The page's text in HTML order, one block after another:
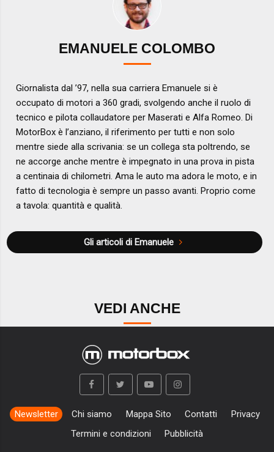
EMANUELE COLOMBO
Giornalista dal ’97, nella sua carriera Emanuele si è
occupato di motori a 360 gradi, svolgendo anche il ruolo di
tecnico e pilota collaudatore per Maserati e Alfa Romeo. Di
MotorBox è l’anziano, il riferimento per tutti e non solo
mentre siede alla scrivania: se un collega sta poltrendo, se
ne accorge anche mentre è impegnato in una prova in pista
a centinaia di chilometri. Ama le auto ma adora le moto, e in
fatto di tecnologia è sempre un passo avanti. Proprio come
a tavola: quantità e qualità.
Gli articoli di Emanuele
VEDI ANCHE
Newsletter Chi siamo Mappa Sito Contatti
Privacy
Termini e condizioni
Pubblicità